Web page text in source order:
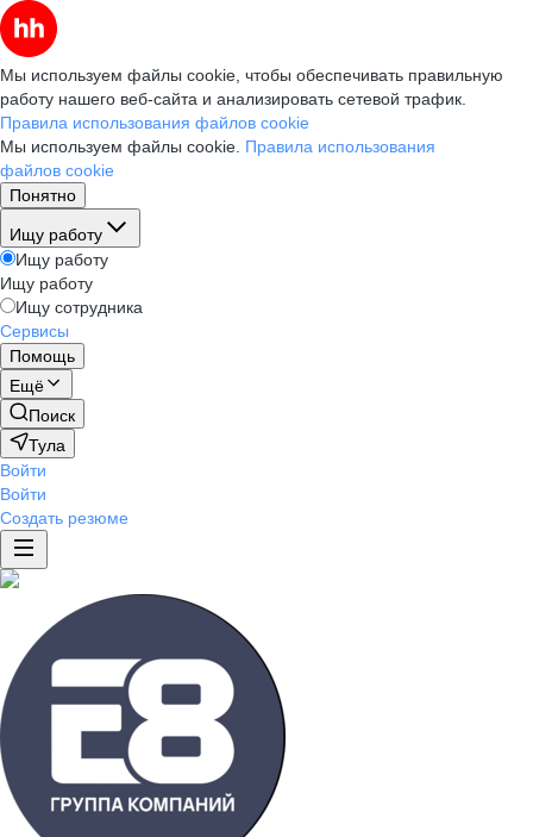
Мы используем файлы cookie, чтобы обеспечивать правильную
работу нашего веб-сайта и анализировать сетевой трафик.
Правила использования файлов cookie
Мы используем файлы cookie. Правила использования
файлов cookie
Понятно
Ищу работу
Ищу работу
Ищу работу
Ищу сотрудника
Сервисы
Помощь
Ещё
Поиск
Тула
Войти
Войти
Создать резюме